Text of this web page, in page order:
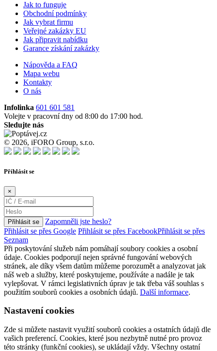
Jak to funguje
Obchodní podmínky
Jak vybrat firmu
Veřejné zakázky EU
Jak připravit nabídku
Garance získání zakázky
Nápověda a FAQ
Mapa webu
Kontakty
O nás
Infolinka 601 601 581
Volejte v pracovní dny od 8:00 do 17:00 hod.
Sledujte nás
© 2026, iFORO Group, s.r.o.
Příhlásit se
×
Přihlásit se
Zapomněli jste heslo?
Přihlásit se přes Google Přihlásit se přes FacebookPřihlásit se přes
Seznam
Při poskytování služeb nám pomáhají soubory cookies a osobní
údaje. Cookies podporují nejen správné fungování webových
stránek, ale díky všem datům můžeme porozumět a analyzovat jak
náš web a služby, které poskytujeme, používáte a nadále je tak
vylepšovat. V rámci legislativních úprav je tak třeba váš souhlas s
použitím souborů cookies a osobních údajů. Další informace.
Nastavení cookies
Zde si můžete nastavit využití souborů cookies a ostatních údajů dle
vašich preferencí. Cookies, které jsou nezbytně nutné pro provoz
této stránky (funkční cookies), se ukládají vždy. Všechny ostatní